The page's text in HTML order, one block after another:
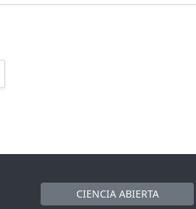
CIENCIA ABIERTA